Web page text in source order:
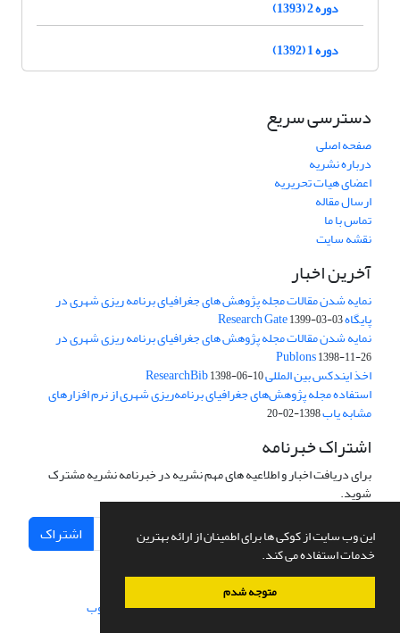
این وب سایت از کوکی ها برای اطمینان از ارائه بهترین
خدمات استفاده می کند.
متوجه شدم
دوره 2 (1393)
دوره 1 (1392)
دسترسی سریع
صفحه اصلی
درباره نشریه
اعضای هیات تحریریه
ارسال مقاله
تماس با ما
نقشه سایت
آخرین اخبار
نمایه شدن مقالات مجله پژوهش های جغرافیای برنامه ریزی شهری در
پایگاه Research Gate1399-03-03
نمایه شدن مقالات مجله پژوهش های جغرافیای برنامه ریزی شهری در
Publons1398-11-26
اخذ ایندکس بین المللی ResearchBib1398-06-10
استفاده مجله پژوهش‌های جغرافیای برنامه‌ریزی شهری از نرم افزارهای
مشابه یاب1398-02-20
اشتراک خبرنامه
برای دریافت اخبار و اطلاعیه های مهم نشریه در خبرنامه نشریه مشترک
شوید.
اشتراک
سامانه مدیریت نشریات علمی.طراحی و پیاده سازی از سیناوب